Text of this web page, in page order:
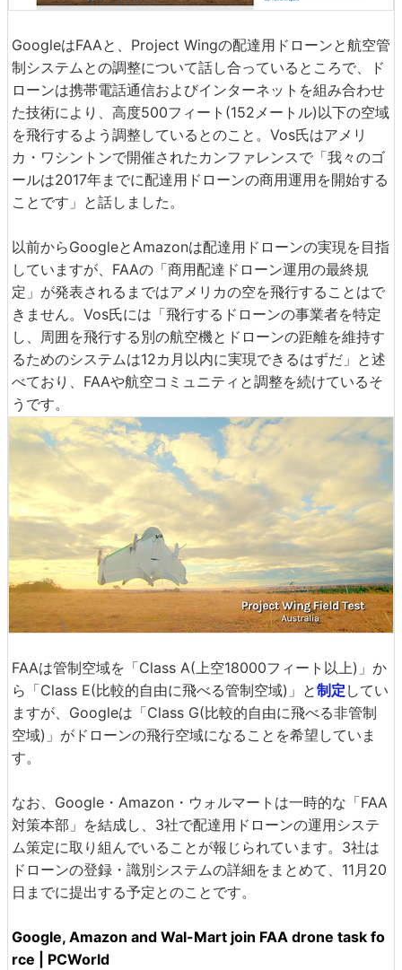
GoogleはFAAと、Project Wingの配達用ドローンと航空管
制システムとの調整について話し合っているところで、ド
ローンは携帯電話通信およびインターネットを組み合わせ
た技術により、高度500フィート(152メートル)以下の空域
を飛行するよう調整しているとのこと。Vos氏はアメリ
カ・ワシントンで開催されたカンファレンスで「我々のゴ
ールは2017年までに配達用ドローンの商用運用を開始する
ことです」と話しました。
以前からGoogleとAmazonは配達用ドローンの実現を目指
していますが、FAAの「商用配達ドローン運用の最終規
定」が発表されるまではアメリカの空を飛行することはで
きません。Vos氏には「飛行するドローンの事業者を特定
し、周囲を飛行する別の航空機とドローンの距離を維持す
るためのシステムは12カ月以内に実現できるはずだ」と述
べており、FAAや航空コミュニティと調整を続けているそ
うです。
FAAは管制空域を「Class A(上空18000フィート以上)」か
ら「Class E(比較的自由に飛べる管制空域)」と制定 してい
ますが、Googleは「Class G(比較的自由に飛べる非管制
空域)」がドローンの飛行空域になることを希望していま
す。
なお、Google・Amazon・ウォルマートは一時的な「FAA
対策本部」を結成し、3社で配達用ドローンの運用システ
ム策定に取り組んでいることが報じられています。3社は
ドローンの登録・識別システムの詳細をまとめて、11月20
日までに提出する予定とのことです。
Google, Amazon and Wal-Mart join FAA drone task fo
rce | PCWorld